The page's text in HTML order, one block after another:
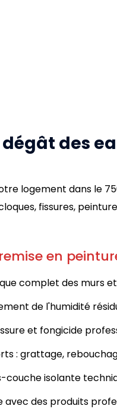
des
logement dans le
fissures,
en
complet des murs
de l'humidité
et fongicide
: grattage,
couche isolante
avec des produits